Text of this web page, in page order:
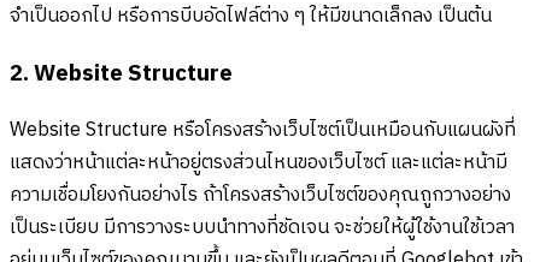
จำเป็นออกไป หรือการบีบอัดไฟล์ต่าง ๆ ให้มีขนาดเล็กลง เป็นต้น
2. Website Structure
Website Structure หรือโครงสร้างเว็บไซต์เป็นเหมือนกับแผนผังที่
แสดงว่าหน้าแต่ละหน้าอยู่ตรงส่วนไหนของเว็บไซต์ และแต่ละหน้ามี
ความเชื่อมโยงกันอย่างไร ถ้าโครงสร้างเว็บไซต์ของคุณถูกวางอย่าง
เป็นระเบียบ มีการวางระบบนำทางที่ชัดเจน จะช่วยให้ผู้ใช้งานใช้เวลา